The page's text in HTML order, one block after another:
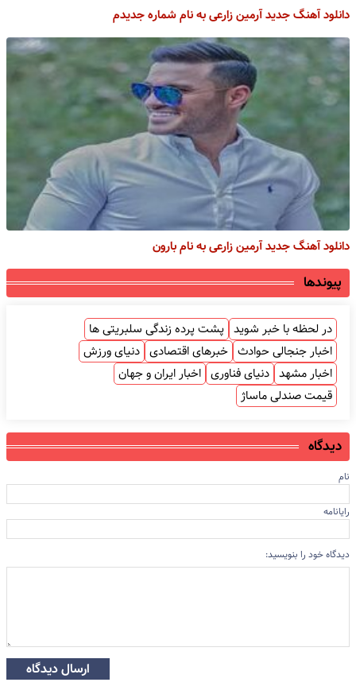
دانلود آهنگ جدید آرمین زارعی به نام شماره جدیدم
دانلود آهنگ جدید آرمین زارعی به نام بارون
پیوندها
در لحظه با خبر شوید پشت پرده زندگی سلبریتی ها
اخبار جنجالی حوادث خبرهای اقتصادی دنیای ورزش
اخبار مشهد دنیای فناوری اخبار ایران و جهان
قیمت صندلی ماساژ
دیدگاه
نام
رایانامه
دیدگاه خود را بنویسید:
ارسال دیدگاه